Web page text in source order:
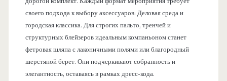
своего подхода к выбору аксессуаров: Деловая среда и
городская классика. Для строгих пальто, тренчей и
структурных блейзеров идеальным компаньоном станет
фетровая шляпа с лаконичными полями или благородный
шерстяной берет. Они подчеркивают собранность и
элегантность, оставаясь в рамках дресс-кода.